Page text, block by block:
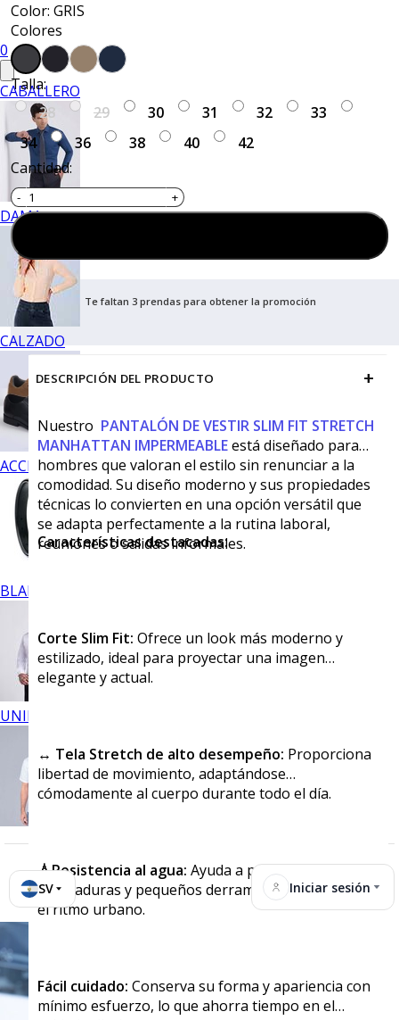
0
CABALLERO
DAMA
CALZADO
ACCESORIOS
BLANCOS
UNIFORMES
SV Iniciar sesión
Color: GRIS
Colores
Talla:
28
29 30 31 32
33
34
36 38 40
42
Cantidad:
Te faltan 3 prendas para obtener la promoción
DESCRIPCIÓN DEL PRODUCTO +
Nuestro PANTALÓN DE VESTIR SLIM FIT STRETCH
MANHATTAN IMPERMEABLEestá diseñado para
hombres que valoran el estilo sin renunciar a la
comodidad. Su diseño moderno y sus propiedades
técnicas lo convierten en una opción versátil que
se adapta perfectamente a la rutina laboral,
reuniones o salidas informales.
Características destacadas:
Corte Slim Fit: Ofrece un look más moderno y
estilizado, ideal para proyectar una imagen
elegante y actual.
↔️ Tela Stretch de alto desempeño: Proporciona
libertad de movimiento, adaptándose
cómodamente al cuerpo durante todo el día.
💧Resistencia al agua: Ayuda a proteger contra
salpicaduras y pequeños derrames, perfecto para
el ritmo urbano.
Fácil cuidado: Conserva su forma y apariencia con
mínimo esfuerzo, lo que ahorra tiempo en el